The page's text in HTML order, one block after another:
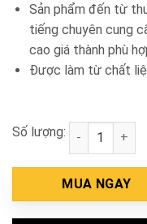
Sản phẩm đến từ
tiếng chuyên cung
cao giá thành phù
Được làm từ chất
Số lượng: Bộ mũi
MUA NGAY